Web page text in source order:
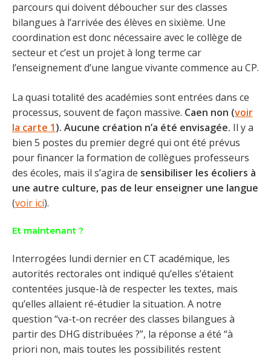
parcours qui doivent déboucher sur des classes
bilangues à l’arrivée des élèves en sixième. Une
coordination est donc nécessaire avec le collège de
secteur et c’est un projet à long terme car
l’enseignement d’une langue vivante commence au CP.
La quasi totalité des académies sont entrées dans ce
processus, souvent de façon massive. Caen non (voir
la carte 1). Aucune création n’a été envisagée. Il y a
bien 5 postes du premier degré qui ont été prévus
pour financer la formation de collègues professeurs
des écoles, mais il s’agira de sensibiliser les écoliers à
une autre culture, pas de leur enseigner une langue
(voir ici).
Et maintenant ?
Interrogées lundi dernier en CT académique, les
autorités rectorales ont indiqué qu’elles s’étaient
contentées jusque-là de respecter les textes, mais
qu’elles allaient ré-étudier la situation. A notre
question “va-t-on recréer des classes bilangues à
partir des DHG distribuées ?”, la réponse a été “à
priori non, mais toutes les possibilités restent